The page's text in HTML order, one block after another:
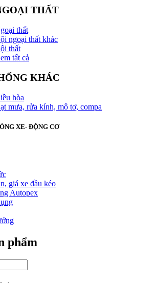
THẤT
thất
ngoại thất khác
thất
tất cả
KHÁC
hòa
mưa, rửa kính, mô tơ, compa
XE- ĐỘNG CƠ
giá xe đầu kéo
Autopex
phẩm